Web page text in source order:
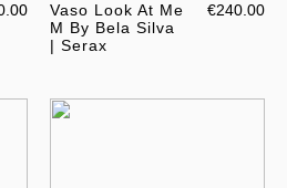
Vaso Look At Me
M By Bela Silva
| Serax
€240.00